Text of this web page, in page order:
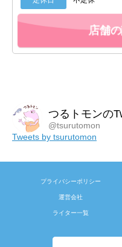
店舗
つるトモンの
@tsurutomon
Tweets by tsurutomon
プライバシーポリシー
運営会社
ライター一覧